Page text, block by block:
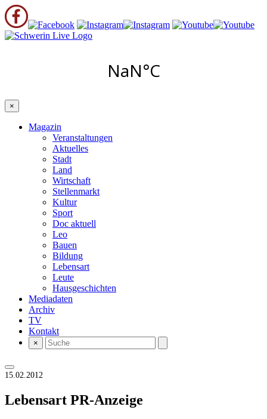
×
Magazin
Veranstaltungen
Aktuelles
Stadt
Land
Wirtschaft
Stellenmarkt
Kultur
Sport
Doc aktuell
Leo
Bauen
Bildung
Lebensart
Leute
Hausgeschichten
Mediadaten
Archiv
TV
Kontakt
×
15.02.2012
Lebensart PR-Anzeige